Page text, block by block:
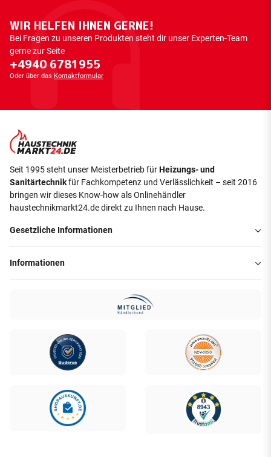
WIR HELFEN IHNEN GERNE!
Bei Fragen zu unseren Produkten steht dir unser Experten-Team
gerne zur Seite
+4940 6781955
Oder über das Kontaktformular
Seit 1995 steht unser Meisterbetrieb fürHeizungs- und
Sanitärtechnikfür Fachkompetenz und Verlässlichkeit – seit 2016
bringen wir dieses Know-how als Onlinehändler
haustechnikmarkt24.de direkt zu Ihnen nach Hause.
Gesetzliche Informationen
Informationen